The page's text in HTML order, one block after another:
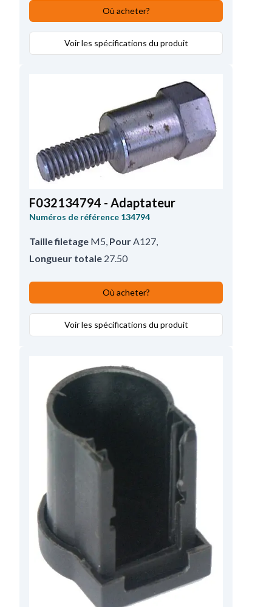
Où acheter?
Voir les spécifications du produit
F032134794 - Adaptateur
Numéros de référence 134794
Taille filetage M5, PourA127,
Longueur totale 27.50
Où acheter?
Voir les spécifications du produit